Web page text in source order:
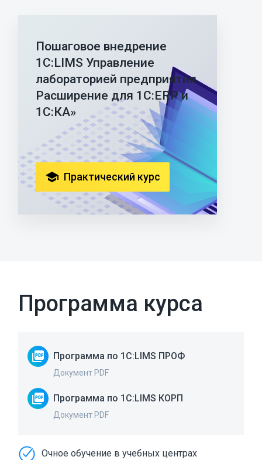
Пошаговое внедрение
1С:LIMS Управление
лабораторией предприятия.
Расширение для 1С:ERP и
1С:КА»
school Практический курс
Программа курса
picture_as_pdf Программа по 1C:LIMS ПРОФ
Документ PDF
picture_as_pdf Программа по 1C:LIMS КОРП
Документ PDF
Очное обучение в учебных центрах